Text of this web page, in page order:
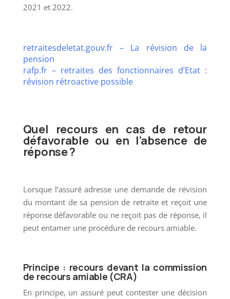
2021 et 2022.
retraitesdeletat.gouv.fr – La révision de la
pension
rafp.fr – retraites des fonctionnaires d’Etat :
révision rétroactive possible
Quel recours en cas de retour
défavorable ou en l’absence de
réponse ?
Lorsque l’assuré adresse une demande de révision
du montant de sa pension de retraite et reçoit une
réponse défavorable ou ne reçoit pas de réponse, il
peut entamer une procédure de recours amiable.
Principe : recours devant la commission
de recours amiable (CRA)
En principe, un assuré peut contester une décision